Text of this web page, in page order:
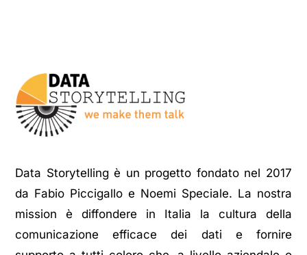
Data Storytelling è un progetto fondato nel 2017
da Fabio Piccigallo e Noemi Speciale. La nostra
mission è diffondere in Italia la cultura della
comunicazione efficace dei dati e fornire